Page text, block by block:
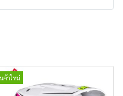
ค้าใหม่